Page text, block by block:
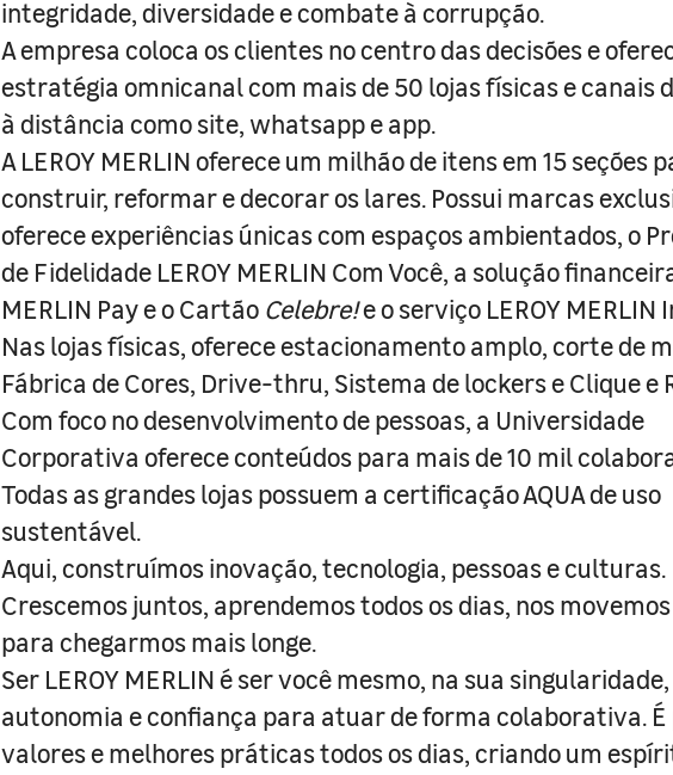
integridade, diversidade e combate à corrupção.
A empresa coloca os clientes no centro das decisões e
estratégia omnicanal com mais de 50 lojas físicas e canais
à distância como site, whatsapp e app.
A LEROY MERLIN oferece um milhão de itens em 15 seções
construir, reformar e decorar os lares. Possui marcas
oferece experiências únicas com espaços ambientados, o
de Fidelidade LEROY MERLIN Com Você, a solução
MERLIN Pay e o Cartão Celebre!e o serviço LEROY MERLIN
Nas lojas físicas, oferece estacionamento amplo, corte de
Fábrica de Cores, Drive-thru, Sistema de lockers e Clique e
Com foco no desenvolvimento de pessoas, a Universidade
Corporativa oferece conteúdos para mais de 10 mil
Todas as grandes lojas possuem a certificação AQUA de uso
sustentável.
Aqui, construímos inovação, tecnologia, pessoas e culturas.
Crescemos juntos, aprendemos todos os dias, nos
para chegarmos mais longe.
Ser LEROY MERLIN é ser você mesmo, na sua
autonomia e confiança para atuar de forma colaborativa.
valores e melhores práticas todos os dias, criando um